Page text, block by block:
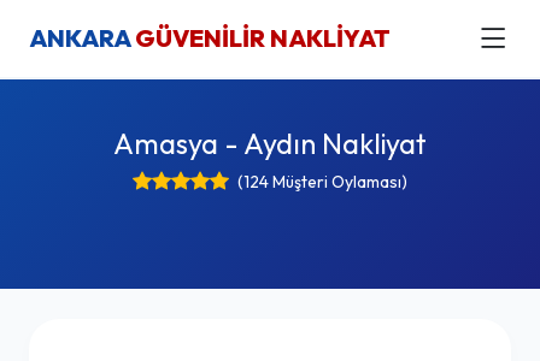
ANKARAGÜVENİLİR NAKLİYAT
Amasya - Aydın Nakliyat
(124 Müşteri Oylaması)